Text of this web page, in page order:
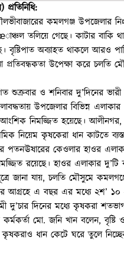
কমলগঞ্জ উপজেলার
তলিয়ে গেছে। কাটার বাকি
বৃষ্টিপাত অব্যাহত থাকলে আরও
উপেক্ষা করে চলতি
শুক্রবার ও শনিবার দু’দিনের
উপজেলার বিভিন্ন
নিমজ্জিত হয়েছে।
নিয়েম কৃষকেরা ধান কাটতে
পতনঊষারের কেওলার হাওর
রয়েছে। হাওর এলাকার দু’টি
জানা যায়, চলতি মৌসুমে
এ বছর এর মধ্যে ২শ’ ১০
দু’চার দিনের মধ্যে কৃষকরা
মো. জনি খান বলেন,
কৃষকরাও ধান কেটে ঘরে তুলে